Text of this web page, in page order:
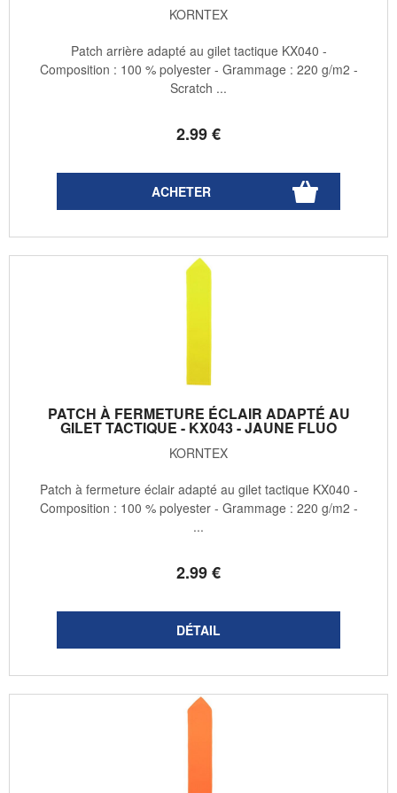
KORNTEX
2.99€
Patch arrière adapté au gilet tactique KX040 -
Composition : 100 % polyester - Grammage : 220 g/m2 -
Scratch ...
PATCH À FERMETURE ÉCLAIR ADAPTÉ AU
GILET TACTIQUE - KX043 - JAUNE FLUO
KORNTEX
2.99€
Patch à fermeture éclair adapté au gilet tactique KX040 -
Composition : 100 % polyester - Grammage : 220 g/m2 -
...